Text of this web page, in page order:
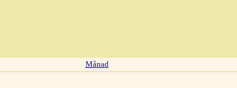
Månad